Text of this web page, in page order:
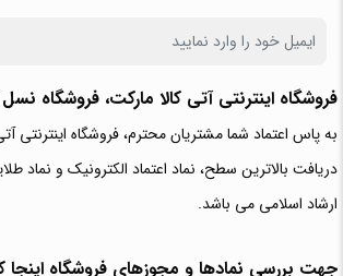
فروشگاه اینترنتی آتی‌ کالا مارکت، فروشگاه نسل
به پاس اعتماد شما مشتریان محترم، فروشگاه اینترنتی
دریافت بالاترین سطح، نماد اعتماد الکترونیک و نماد
ارشاد اسلامی می باشد.
جهت بررسی نمادها و مجوزهای فروشگاه اینجا